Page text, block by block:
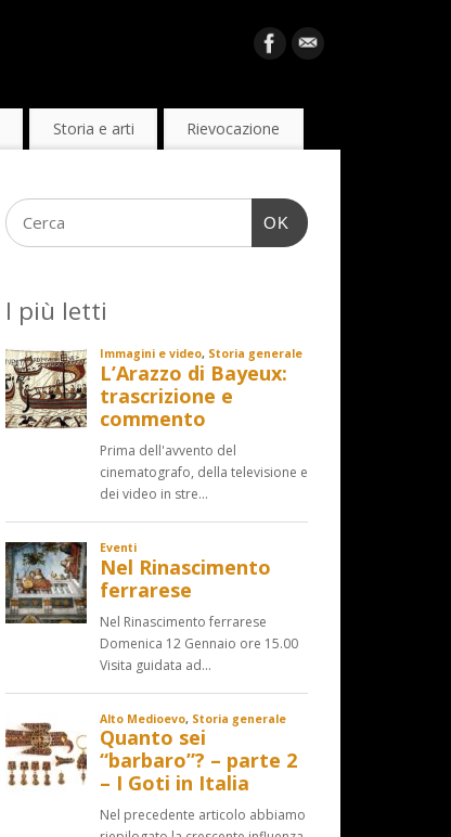
Storia e arti Rievocazione
OK
I più letti